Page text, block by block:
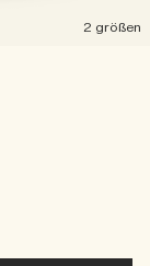
2 größen